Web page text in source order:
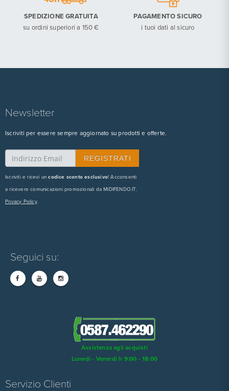
SPEDIZIONE GRATUITA
su ordini superiori a 150 €
PAGAMENTO SICURO
i tuoi dati al sicuro
Newsletter
Iscriviti per essere sempre aggiornato su prodotti e offerte.
Iscriviti e ricevi uncodice sconto esclusivo! Acconsenti
a ricevere comunicazioni promozionali da MIDIFENDO.IT.
Privacy Policy.
Seguici su:
Assistenza agli acquisti
Lunedi - Venerdi h 9:00 - 18:00
Servizio Clienti